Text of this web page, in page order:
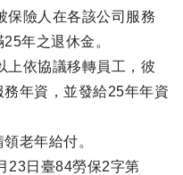
保險人在各該公司服務
年之退休金。
上依協議移轉員工，彼
年資，並發給25年年資
老年給付。
23日臺84勞保2字第